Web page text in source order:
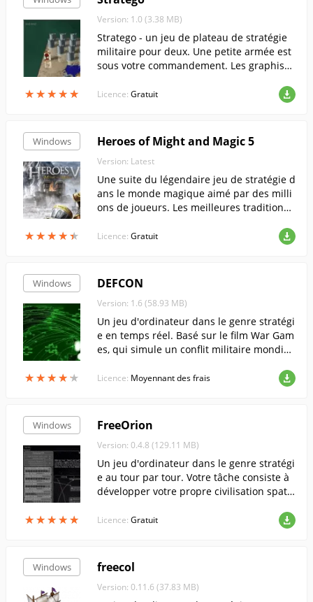
★★★★★
★★★★★
Version: 1.0 (3.38 MB)
Stratego - un jeu de plateau de stratégie
militaire pour deux. Une petite armée est
sous votre commandement. Les graphism
e réalisme au terrain de jeu.
Licence: Gratuit
Windows
★★★★★
★★★★★
Heroes of Might and Magic 5
Version: Latest
Une suite du légendaire jeu de stratégie d
ans le monde magique aimé par des milli
ons de joueurs. Les meilleures traditions
s et technologies.
Licence: Gratuit
Windows
★★★★★
★★★★★
DEFCON
Version: 1.6 (58.93 MB)
Un jeu d'ordinateur dans le genre stratégi
e en temps réel. Basé sur le film War Gam
es, qui simule un conflit militaire mondial
Licence: Moyennant des frais
Windows
★★★★★
★★★★★
FreeOrion
Version: 0.4.8 (129.11 MB)
Un jeu d'ordinateur dans le genre stratégi
e au tour par tour. Votre tâche consiste à
développer votre propre civilisation spatia
tions.
Licence: Gratuit
Windows freecol
Version: 0.11.6 (37.83 MB)